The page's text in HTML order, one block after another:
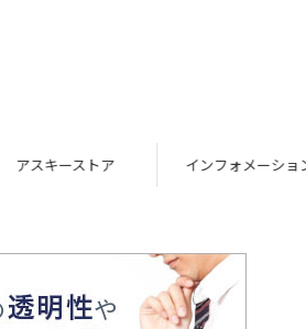
キーストア インフォメーション